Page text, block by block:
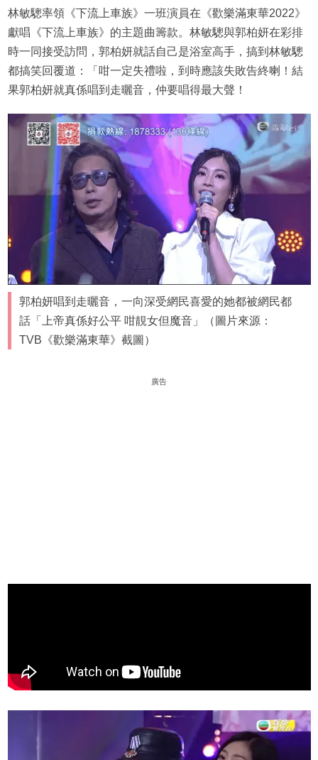
林敏驄率領《下流上車族》一班演員在《歡樂滿東華2022》
獻唱《下流上車族》的主題曲籌款。林敏驄與郭柏妍在彩排
時一同接受訪問，郭柏妍就話自己是浴室高手，搞到林敏驄
都搞笑回覆道：「咁一定失禮啦，到時應該失敗告終喇！結
果郭柏妍就真係唱到走曬音，仲要唱得最大聲！
郭柏妍唱到走曬音，一向深受網民喜愛的她都被網民都
話「上帝真係好公平 咁靚女但魔音」（圖片來源：
TVB《歡樂滿東華》截圖）
廣告